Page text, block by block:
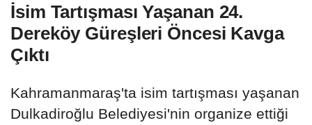
İsim Tartışması Yaşanan 24.
Dereköy Güreşleri Öncesi Kavga
Çıktı
Kahramanmaraş'ta isim tartışması yaşanan
Dulkadiroğlu Belediyesi'nin organize ettiği